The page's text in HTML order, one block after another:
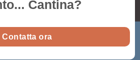
Cantina?
Contatta ora